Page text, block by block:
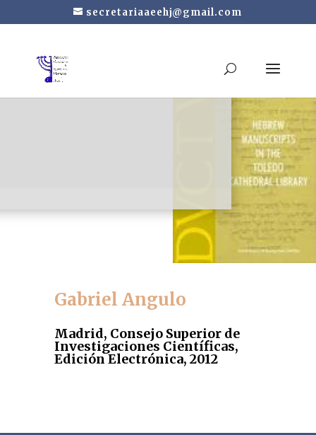
secretariaaeehj@gmail.com
Gabriel Angulo
Madrid, Consejo Superior de
Investigaciones Científicas,
Edición Electrónica, 2012